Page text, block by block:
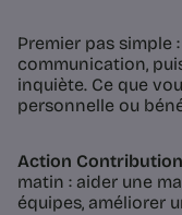
Premier pas simple
communication,
inquiète. Ce que
personnelle ou
Action
matin : aider une
équipes, améliorer